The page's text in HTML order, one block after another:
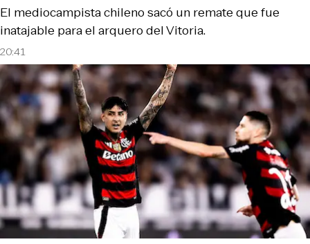
20:41
El mediocampista chileno sacó un remate que fue
inatajable para el arquero del Vitoria.